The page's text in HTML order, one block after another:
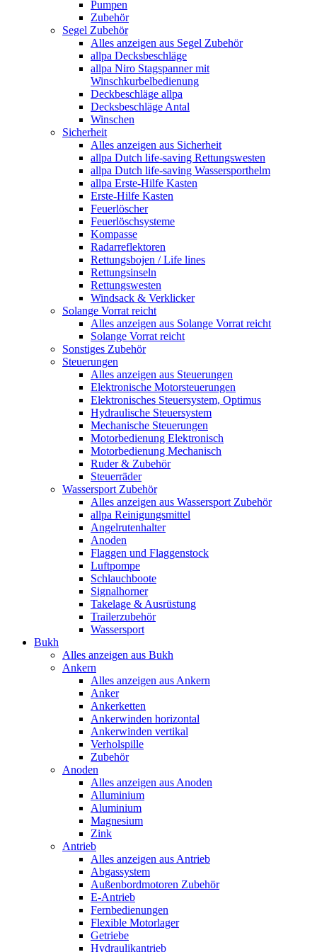
Pumpen
Zubehör
Segel Zubehör
Alles anzeigen aus Segel Zubehör
allpa Decksbeschläge
allpa Niro Stagspanner mit
Winschkurbelbedienung
Deckbeschläge allpa
Decksbeschläge Antal
Winschen
Sicherheit
Alles anzeigen aus Sicherheit
allpa Dutch life-saving Rettungswesten
allpa Dutch life-saving Wassersporthelm
allpa Erste-Hilfe Kasten
Erste-Hilfe Kasten
Feuerlöscher
Feuerlöschsysteme
Kompasse
Radarreflektoren
Rettungsbojen / Life lines
Rettungsinseln
Rettungswesten
Windsack & Verklicker
Solange Vorrat reicht
Alles anzeigen aus Solange Vorrat reicht
Solange Vorrat reicht
Sonstiges Zubehör
Steuerungen
Alles anzeigen aus Steuerungen
Elektronische Motorsteuerungen
Elektronisches Steuersystem, Optimus
Hydraulische Steuersystem
Mechanische Steuerungen
Motorbedienung Elektronisch
Motorbedienung Mechanisch
Ruder & Zubehör
Steuerräder
Wassersport Zubehör
Alles anzeigen aus Wassersport Zubehör
allpa Reinigungsmittel
Angelrutenhalter
Anoden
Flaggen und Flaggenstock
Luftpompe
Schlauchboote
Signalhorner
Takelage & Ausrüstung
Trailerzubehör
Wassersport
Bukh
Alles anzeigen aus Bukh
Ankern
Alles anzeigen aus Ankern
Anker
Ankerketten
Ankerwinden horizontal
Ankerwinden vertikal
Verholspille
Zubehör
Anoden
Alles anzeigen aus Anoden
Alluminium
Aluminium
Magnesium
Zink
Antrieb
Alles anzeigen aus Antrieb
Abgassystem
Außenbordmotoren Zubehör
E-Antrieb
Fernbedienungen
Flexible Motorlager
Getriebe
Hydraulikantrieb